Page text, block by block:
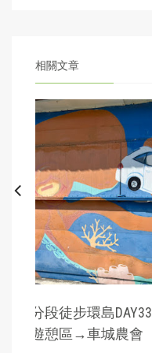
相關文章
步環島DAY33-枋山
→車城農會